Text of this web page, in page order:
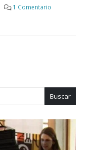
1 Comentario
Buscar